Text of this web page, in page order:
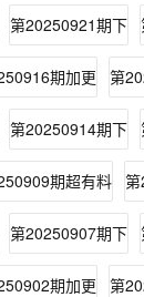
第20250921期下
期加更 第
第20250914期下
期超有料
第20250907期下
期加更 第